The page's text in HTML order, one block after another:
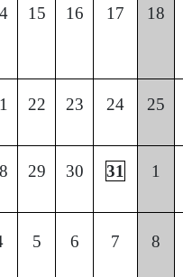
15 16 17 18
22 23 24 25
29 30 31 1
5 6 7 8